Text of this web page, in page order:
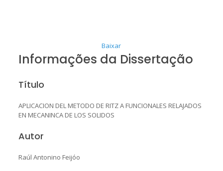
Baixar
Informações da Dissertação
Título
APLICACION DEL METODO DE RITZ A FUNCIONALES RELAJADOS
EN MECANINCA DE LOS SOLIDOS
Autor
Raúl Antonino Feijóo